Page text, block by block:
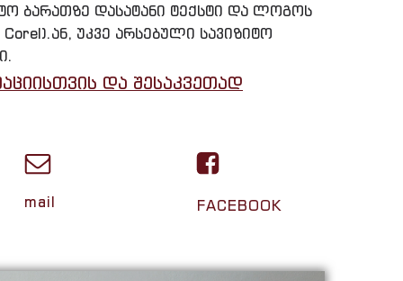
ბარათზე დასატანი ტექსტი და ლოგოს
უკვე არსებული სავიზიტო
და შესაკვეთად
mail FACEBOOK